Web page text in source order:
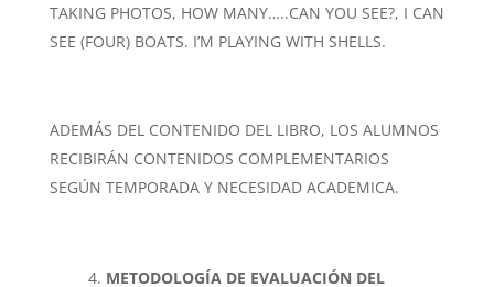
TAKING PHOTOS, HOW MANY…..CAN YOU SEE?, I CAN
SEE (FOUR) BOATS. I’M PLAYING WITH SHELLS.
ADEMÁS DEL CONTENIDO DEL LIBRO, LOS ALUMNOS
RECIBIRÁN CONTENIDOS COMPLEMENTARIOS
SEGÚN TEMPORADA Y NECESIDAD ACADEMICA.
METODOLOGÍA DE EVALUACIÓN DEL